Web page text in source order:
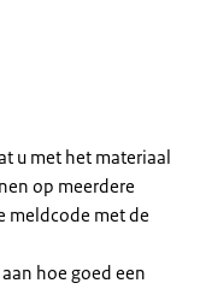
u met het materiaal
op meerdere
meldcode met de
hoe goed een